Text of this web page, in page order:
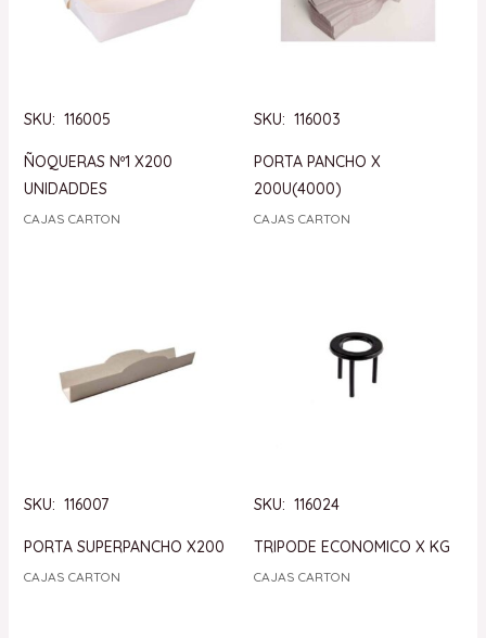
SKU: 116005
ÑOQUERAS Nº1 X200
UNIDADDES
CAJAS CARTON
SKU: 116003
PORTA PANCHO X
200U(4000)
CAJAS CARTON
SKU: 116007
PORTA SUPERPANCHO X200
CAJAS CARTON
SKU: 116024
TRIPODE ECONOMICO X KG
CAJAS CARTON